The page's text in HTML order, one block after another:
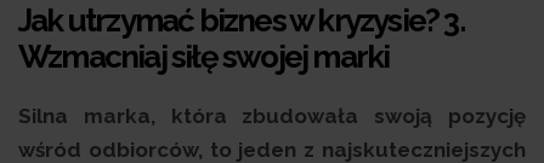
Jak utrzymać biznes w kryzysie? 3.
Wzmacniaj siłę swojej marki
Silna marka, która zbudowała swoją pozycję
wśród odbiorców, to jeden z najskuteczniejszych